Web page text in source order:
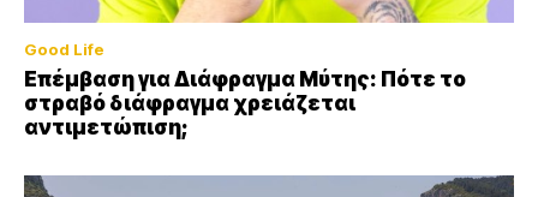
Good Life
Επέμβαση για Διάφραγμα Μύτης: Πότε το
στραβό διάφραγμα χρειάζεται
αντιμετώπιση;